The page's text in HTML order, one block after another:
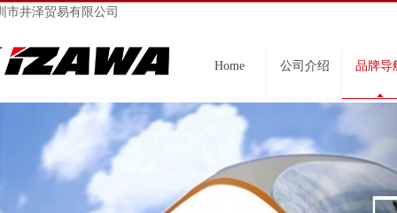
市井泽贸易有限公司
Home 公司介绍 品牌导